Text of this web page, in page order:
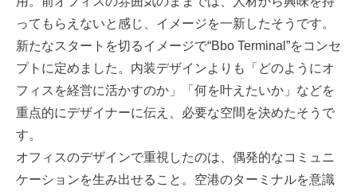
ってもらえないと感じ、イメージを一新したそうです。
新たなスタートを切るイメージで“Bbo Terminal”をコンセ
プトに定めました。内装デザインよりも「どのようにオ
フィスを経営に活かすのか」「何を叶えたいか」などを
重点的にデザイナーに伝え、必要な空間を決めたそうで
す。
オフィスのデザインで重視したのは、偶発的なコミュニ
ケーションを生み出せること。空港のターミナルを意識